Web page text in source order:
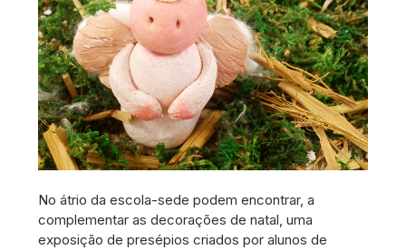
No átrio da escola-sede podem encontrar, a
complementar as decorações de natal, uma
exposição de presépios criados por alunos de